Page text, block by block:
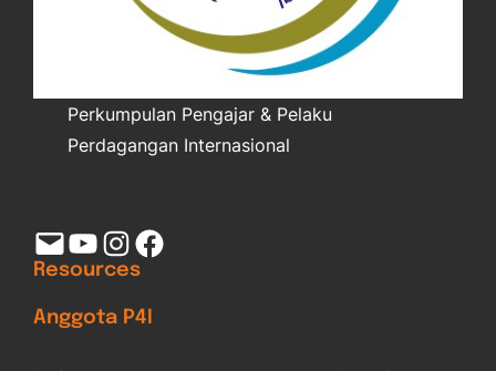
Perkumpulan Pengajar & Pelaku
Perdagangan Internasional
Mail YouTube Instagram Facebook
Resources
Anggota P4I